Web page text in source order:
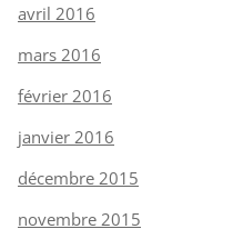
avril 2016
mars 2016
février 2016
janvier 2016
décembre 2015
novembre 2015